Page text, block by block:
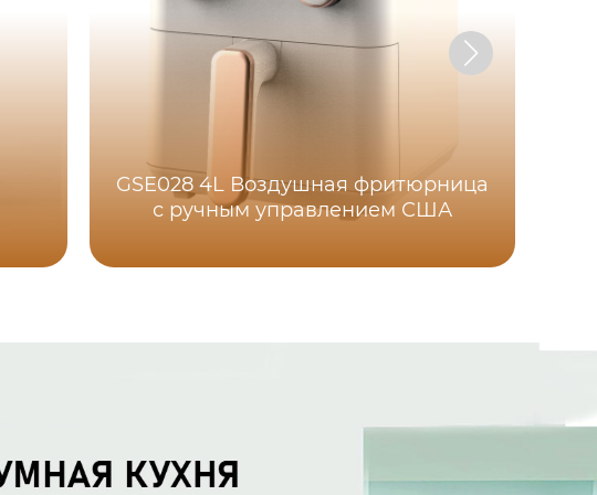
GSE028 4L Воздушная фритюрница
с ручным управлением США